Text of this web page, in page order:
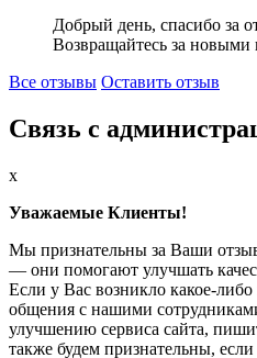
Добрый день, спасибо за
Возвращайтесь за новыми
Все отзывы Оставить отзыв
Связь с
x
Уважаемые Клиенты!
Мы признательны за Ваши
— они помогают улучшать
Если у Вас возникло какое-
общения с нашими
улучшению сервиса сайта,
также будем признательны,